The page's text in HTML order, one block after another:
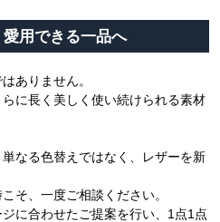
用できる一品へ
ありません。
に長く美しく使い続けられる素材
なる色替えではなく、レザーを新
そ、一度ご相談ください。
に合わせたご提案を行い、1点1点